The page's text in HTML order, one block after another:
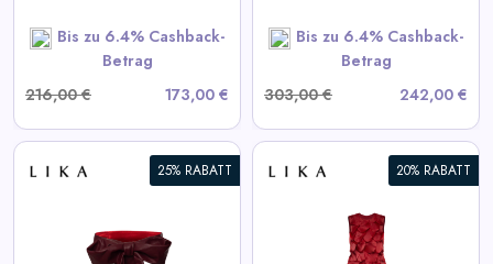
Bis zu 6.4% Cashback-
Betrag
216,00 €
173,00 €
Bis zu 6.4% Cashback-
Betrag
303,00 €
242,00 €
SHOP NOW
25% RABATT 20% RABATT
Bordeaux Kleid mit
voluminösen Elementen